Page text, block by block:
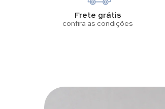
Frete grátis
confira as condições